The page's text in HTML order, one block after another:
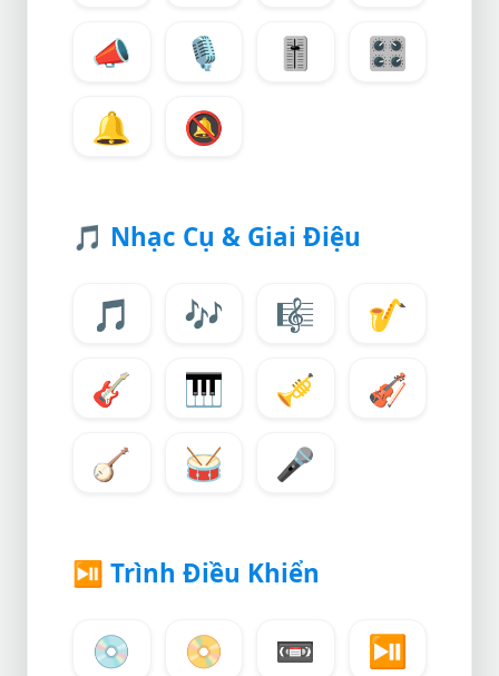
📣
🎙 🎚️
🎛️
🔔
🔕
🎵 Nhạc Cụ & Giai Điệu
🎵 🎶 🎼
🎷
🎸
🎹 🎺
🎻
🪕
🥁 🎤
⏯️ Trình Điều Khiển
💿 📀 📼
⏯️